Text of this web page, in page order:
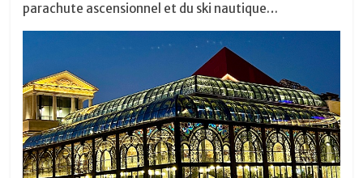
parachute ascensionnel et du ski nautique…